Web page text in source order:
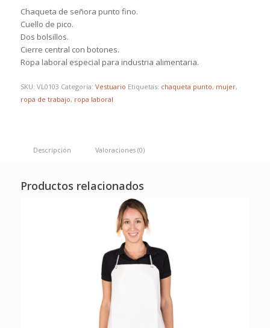
Chaqueta de señora punto fino.
Cuello de pico.
Dos bolsillos.
Cierre central con botones.
Ropa laboral especial para industria alimentaria.
SKU: VL0103 Categoría: Vestuario Etiquetas: chaqueta punto, mujer,
ropa de trabajo, ropa laboral
Descripción Valoraciones (0)
Productos relacionados